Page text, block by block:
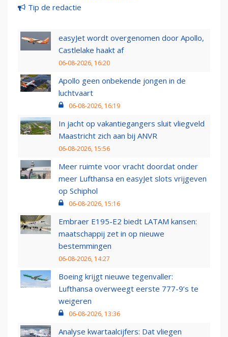
Tip de redactie
easyJet wordt overgenomen door Apollo,
Castlelake haakt af
06-08-2026, 16:20
Apollo geen onbekende jongen in de
luchtvaart
06-08-2026, 16:19
In jacht op vakantiegangers sluit vliegveld
Maastricht zich aan bij ANVR
06-08-2026, 15:56
Meer ruimte voor vracht doordat onder
meer Lufthansa en easyJet slots vrijgeven
op Schiphol
06-08-2026, 15:16
Embraer E195-E2 biedt LATAM kansen:
maatschappij zet in op nieuwe
bestemmingen
06-08-2026, 14:27
Boeing krijgt nieuwe tegenvaller:
Lufthansa overweegt eerste 777-9’s te
weigeren
06-08-2026, 13:36
Analyse kwartaalcijfers: Dat vliegen